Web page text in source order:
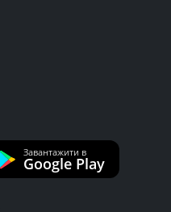
Завантажити в
Google Play